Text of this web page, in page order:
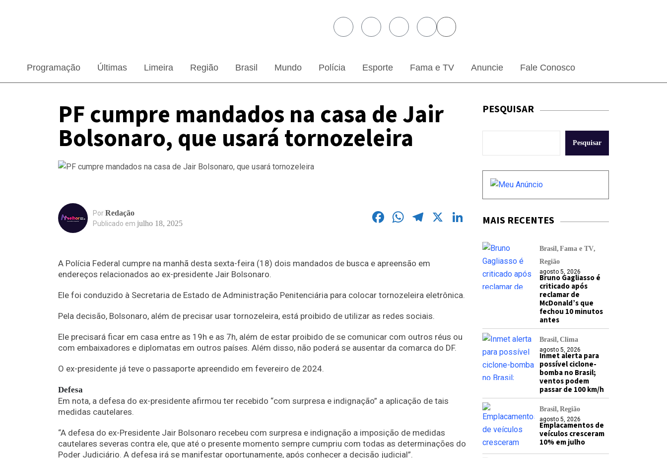
Programação Últimas Limeira Região Brasil Mundo Polícia Esporte Fama e TV Anuncie Fale Conosco
PF cumpre mandados na casa de Jair
Bolsonaro, que usará tornozeleira
PorRedação
Publicado em julho 18, 2025 Facebook
WhatsApp
Telegram
X LinkedIn
A Polícia Federal cumpre na manhã desta sexta-feira (18) dois mandados de busca e apreensão em
endereços relacionados ao ex-presidente Jair Bolsonaro.
Ele foi conduzido à Secretaria de Estado de Administração Penitenciária para colocar tornozeleira eletrônica.
Pela decisão, Bolsonaro, além de precisar usar tornozeleira, está proibido de utilizar as redes sociais.
Ele precisará ficar em casa entre as 19h e as 7h, além de estar proibido de se comunicar com outros réus ou
com embaixadores e diplomatas em outros países. Além disso, não poderá se ausentar da comarca do DF.
O ex-presidente já teve o passaporte apreendido em fevereiro de 2024.
Defesa
Em nota, a defesa do ex-presidente afirmou ter recebido “com surpresa e indignação” a aplicação de tais
medidas cautelares.
“A defesa do ex-Presidente Jair Bolsonaro recebeu com surpresa e indignação a imposição de medidas
cautelares severas contra ele, que até o presente momento sempre cumpriu com todas as determinações do
Poder Judiciário. A defesa irá se manifestar oportunamente, após conhecer a decisão judicial”.
PESQUISAR
Pesquisar
MAIS RECENTES
Brasil Fama e TV
Região
agosto 5, 2026
Bruno Gagliasso é
criticado após
reclamar de
McDonald’s que
fechou 10 minutos
antes
Brasil Clima
agosto 5, 2026
Inmet alerta para
possível ciclone-
bomba no Brasil;
ventos podem
passar de 100 km/h
Brasil Região
agosto 5, 2026
Emplacamentos de
veículos cresceram
10% em julho